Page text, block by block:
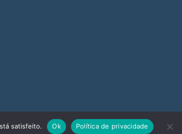
satisfeito. Ok Política de privacidade